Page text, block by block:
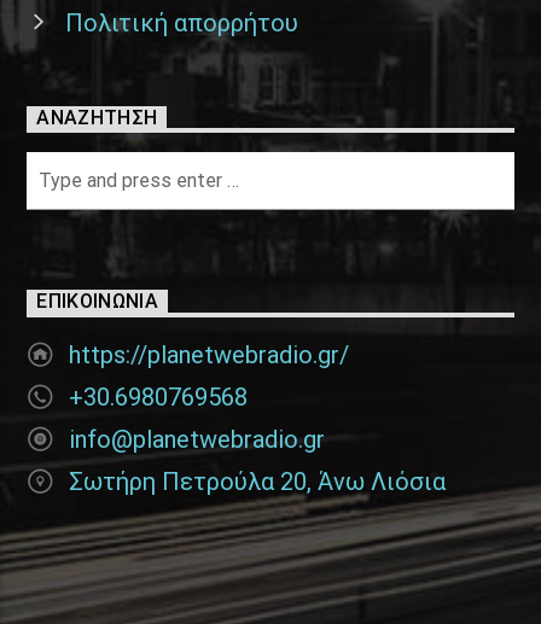
Πολιτική απορρήτου
ΑΝΑΖΉΤΗΣΗ
ΕΠΙΚΟΙΝΩΝΊΑ
https://planetwebradio.gr/
+30.6980769568
info@planetwebradio.gr
Σωτήρη Πετρούλα 20, Άνω Λιόσια